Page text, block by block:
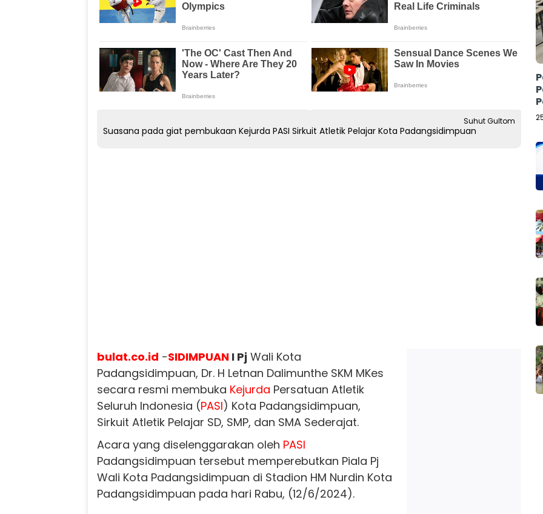
Suhut Gultom
Suasana pada giat pembukaan Kejurda PASI Sirkuit Atletik Pelajar Kota Padangsidimpuan
bulat.co.id -SIDIMPUAN I Pj Wali Kota
Padangsidimpuan, Dr. H Letnan Dalimunthe SKM MKes
secara resmi membuka Kejurda Persatuan Atletik
Seluruh Indonesia (PASI) Kota Padangsidimpuan,
Sirkuit Atletik Pelajar SD, SMP, dan SMA Sederajat.
Acara yang diselenggarakan oleh PASI
Padangsidimpuan tersebut memperebutkan Piala Pj
Wali Kota Padangsidimpuan di Stadion HM Nurdin Kota
Padangsidimpuan pada hari Rabu, (12/6/2024).